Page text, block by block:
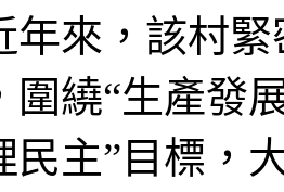
年來，該村
圍繞“生產發
民主”目標，